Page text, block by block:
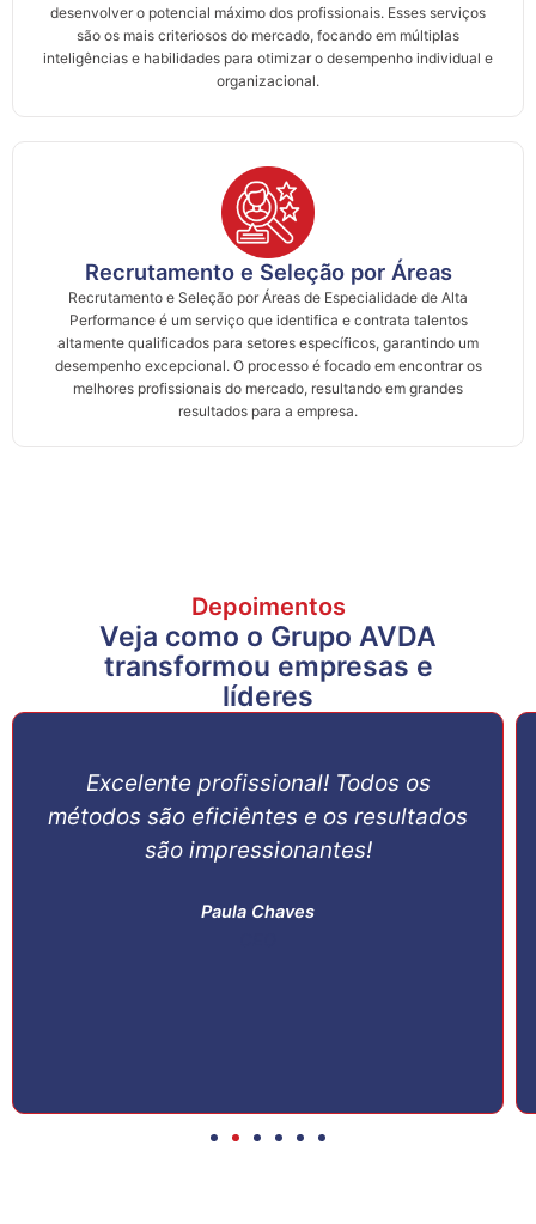
desenvolver o potencial máximo dos profissionais. Esses serviços
são os mais criteriosos do mercado, focando em múltiplas
inteligências e habilidades para otimizar o desempenho individual e
organizacional.
Recrutamento e Seleção por Áreas
Recrutamento e Seleção por Áreas de Especialidade de Alta
Performance é um serviço que identifica e contrata talentos
altamente qualificados para setores específicos, garantindo um
desempenho excepcional. O processo é focado em encontrar os
melhores profissionais do mercado, resultando em grandes
resultados para a empresa.
Depoimentos
Veja como o Grupo AVDA
transformou empresas e
líderes
Excelente profissional! Todos os
métodos são eficiêntes e os resultados
são impressionantes!
Paula Chaves